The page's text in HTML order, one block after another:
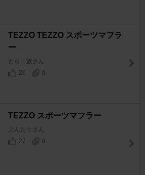
TEZZO TEZZO スポーツマフラ
ー
とら一族さん
26
0
TEZZO スポーツマフラー
ぶんた☆さん
27
0